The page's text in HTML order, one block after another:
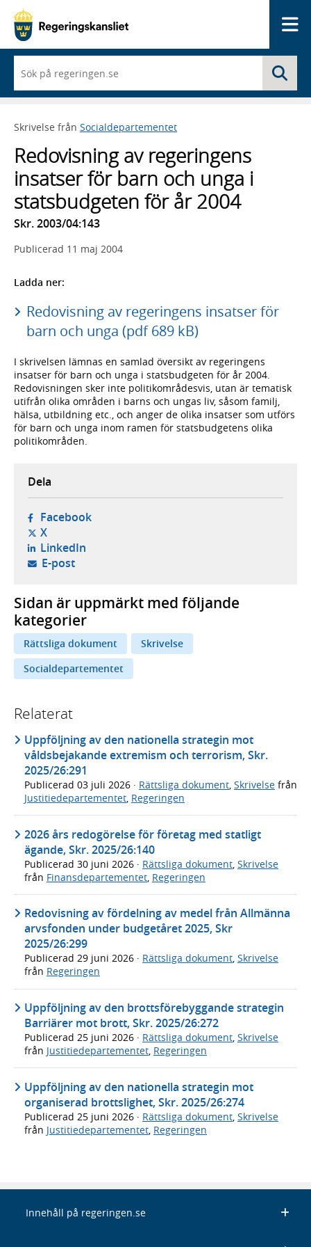
du
börjar
skriva
framträder
lista
med
sökförslag
Skrivelse från Socialdepartementet
Redovisning av regeringens
insatser för barn och unga i
statsbudgeten för år 2004
Skr. 2003/04:143
Publicerad 11 maj 2004
Ladda ner:
Redovisning av regeringens insatser för
barn och unga (pdf 689 kB)
I skrivelsen lämnas en samlad översikt av regeringens
insatser för barn och unga i statsbudgeten för år 2004.
Redovisningen sker inte politikområdesvis, utan är tematisk
utifrån olika områden i barns och ungas liv, såsom familj,
hälsa, utbildning etc., och anger de olika insatser som utförs
för barn och unga inom ramen för statsbudgetens olika
politikområden.
Dela
Facebook- öppnas i ny flik, extern webbplats,
X- öppnas i ny flik, extern webbplats,
LinkedIn- öppnas i ny flik, extern webbplats,
E-post- öppnar din e-postklient,
Sidan är uppmärkt med följande
kategorier
Rättsliga dokument
Skrivelse
Socialdepartementet
Relaterat
Uppföljning av den nationella strategin mot
våldsbejakande extremism och terrorism, Skr.
2025/26:291
Publicerad 03 juli 2026 · Rättsliga dokument, Skrivelse från
Justitiedepartementet, Regeringen
2026 års redogörelse för företag med statligt
ägande, Skr. 2025/26:140
Publicerad 30 juni 2026 · Rättsliga dokument Skrivelse
från Finansdepartementet Regeringen
Redovisning av fördelning av medel från Allmänna
arvsfonden under budgetåret 2025, Skr
2025/26:299
Publicerad 29 juni 2026 · Rättsliga dokument, Skrivelse
från Regeringen
Uppföljning av den brottsförebyggande strategin
Barriärer mot brott, Skr. 2025/26:272
Publicerad 25 juni 2026 · Rättsliga dokument, Skrivelse
från Justitiedepartementet, Regeringen
Uppföljning av den nationella strategin mot
organiserad brottslighet, Skr. 2025/26:274
Publicerad 25 juni 2026 · Rättsliga dokument Skrivelse
från Justitiedepartementet Regeringen
Innehåll på regeringen.se